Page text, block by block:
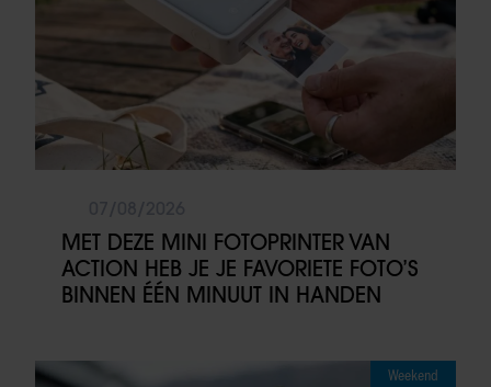
MET DEZE MINI FOTOPRINTER VAN
ACTION HEB JE JE FAVORIETE FOTO’S
BINNEN ÉÉN MINUUT IN HANDEN
Weekend